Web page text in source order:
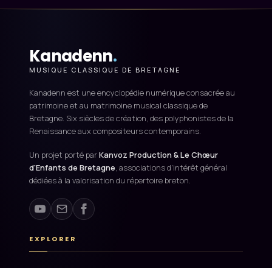
Kanadenn.
MUSIQUE CLASSIQUE DE BRETAGNE
Kanadenn est une encyclopédie numérique consacrée au
patrimoine et au matrimoine musical classique de
Bretagne. Six siècles de création, des polyphonistes de la
Renaissance aux compositeurs contemporains.
Un projet porté parKanvoz Production & Le Chœur
d'Enfants de Bretagne, associations d'intérêt général
dédiées à la valorisation du répertoire breton.
EXPLORER